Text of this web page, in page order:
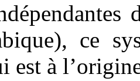
ce
est à